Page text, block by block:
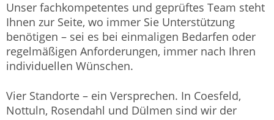
Unser fachkompetentes und geprüftes Team steht
Ihnen zur Seite, wo immer Sie Unterstützung
benötigen – sei es bei einmaligen Bedarfen oder
regelmäßigen Anforderungen, immer nach Ihren
individuellen Wünschen.
Vier Standorte – ein Versprechen. In Coesfeld,
Nottuln, Rosendahl und Dülmen sind wir der